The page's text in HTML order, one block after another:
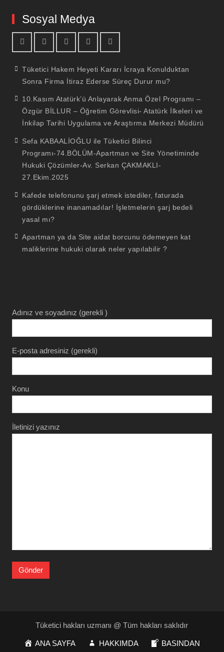
Sosyal Medya
facebookyoutube linkedin twitter İnstagram
Tüketici Hakem Heyeti Kararı İcraya Konulduktan
Sonra Firma İtiraz Ederse Süreç Durur mu?
10.Kasım Atatürk’ü Anlayarak Anma Özel Programı –
Özgür BİLLUR – Öğretim Görevlisi- Atatürk İlkeleri ve
İnkilap Tarihi Uygulama ve Araştırma Merkezi Müdürü
Sefa KABAALİOĞLU ile Tüketici Bilinci
Programı-74.BÖLÜM-Apartman ve Site Yönetiminde
Hukuki Çözümler-Av. Serkan ÇAKMAKLI-
27.Ekim.2025
Kafede telefonunu şarj etmek istediler, faturada
gördüklerine inanamadılar! İşletmelerin şarj bedeli
yasal mı?
Apartman ya da Site aidat borcunu ödemeyen kat
maliklerine hukuki olarak neler yapılabilir ?
Adınız ve soyadınız (gerekli )
E-posta adresiniz (gerekli)
Konu
İletinizi yazınız
Tüketici hakları uzmanı @ Tüm hakları saklıdır
ANA SAYFA HAKKIMDA BASINDAN